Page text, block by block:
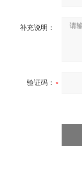
补充说明：
验证码：